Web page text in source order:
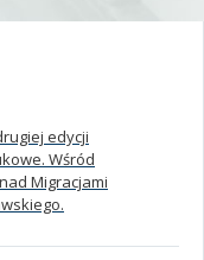
edycji
Wśród
Migracjami